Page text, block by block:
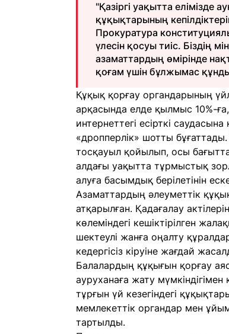
"Қазіргі уақытта
құқықтарының
Прокуратура
үлесін қосуы тиіс. Біздің
азаматтардың өмірінде
қоғам үшін бұлжымас
Құқық қорғау органдарының
арқасында елде қылмыс 10%-
интернеттегі есірткі
«дропперлік» шотты
тосқауыл қойылып, осы
алдағы уақытта тұрмыстық
алуға басымдық берілетінін
Азаматтардың әлеуметтік
атқарылған. Қадағалау
көлеміндегі кешіктірілген
шектеулі жанға оңалту
кедергісіз кіруіне жағдай
Балалардың құқығын қорғау
ауруханаға жату
тұрғын үй кезегіндегі
мемлекеттік органдар мен
тартылды.